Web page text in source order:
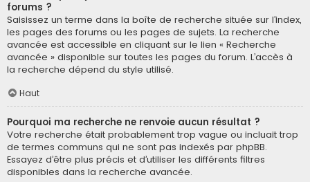
forums ?
Saisissez un terme dans la boîte de recherche située sur l’index,
les pages des forums ou les pages de sujets. La recherche
avancée est accessible en cliquant sur le lien « Recherche
avancée » disponible sur toutes les pages du forum. L’accès à
la recherche dépend du style utilisé.
Haut
Pourquoi ma recherche ne renvoie aucun résultat ?
Votre recherche était probablement trop vague ou incluait trop
de termes communs qui ne sont pas indexés par phpBB.
Essayez d’être plus précis et d’utiliser les différents filtres
disponibles dans la recherche avancée.